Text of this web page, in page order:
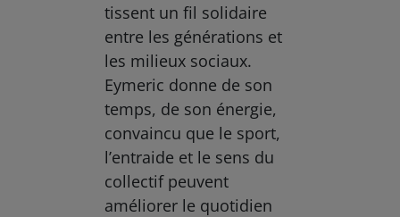
tissent un fil solidaire
entre les générations et
les milieux sociaux.
Eymeric donne de son
temps, de son énergie,
convaincu que le sport,
l’entraide et le sens du
collectif peuvent
améliorer le quotidien